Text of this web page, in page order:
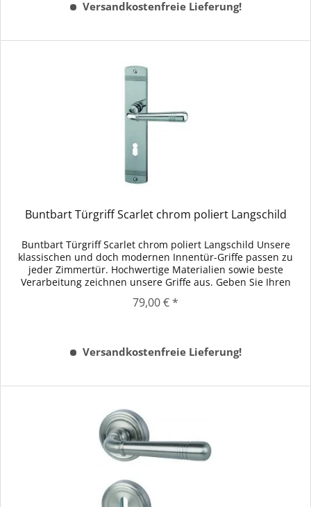
Versandkostenfreie Lieferung!
Buntbart Türgriff Scarlet chrom poliert Langschild
Buntbart Türgriff Scarlet chrom poliert Langschild Unsere
klassischen und doch modernen Innentür-Griffe passen zu
jeder Zimmertür. Hochwertige Materialien sowie beste
Verarbeitung zeichnen unsere Griffe aus. Geben Sie Ihren
79,00 € *
Versandkostenfreie Lieferung!